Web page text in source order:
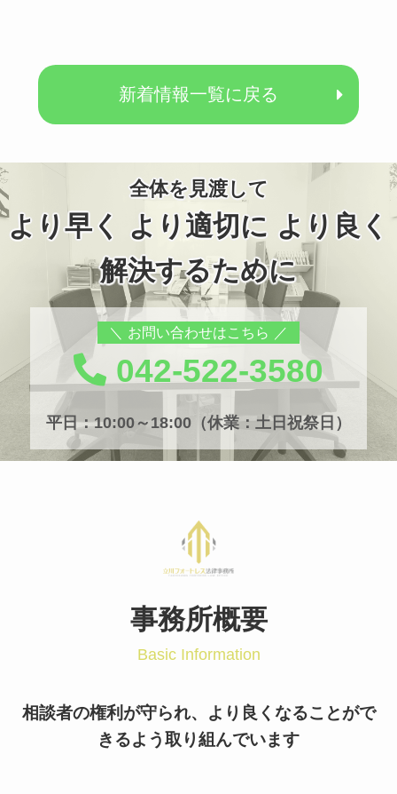
新着情報一覧に戻る
全体を見渡して
より早く より適切に より良く
解決するために
お問い合わせはこちら
042-522-3580
平日：10:00～18:00（休業：土日祝祭日）
事務所概要
Basic Information
相談者の権利が守られ、より良くなることがで
きるよう取り組んでいます